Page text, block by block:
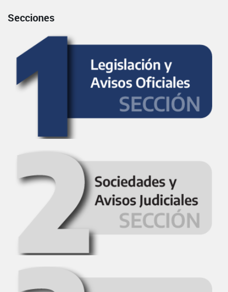
Secciones